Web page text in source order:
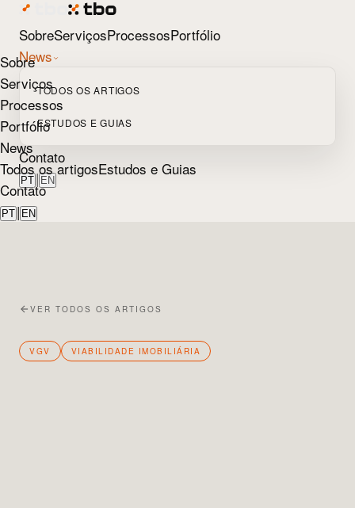
SobreServiçosProcessosPortfólio
News
TODOS OS ARTIGOS
ESTUDOS E GUIAS
Contato
PT | EN
Sobre
Serviços
Processos
Portfólio
News
Todos os artigosEstudos e Guias
Contato
PT | EN
VER TODOS OS ARTIGOS
VGV VIABILIDADE IMOBILIÁRIA